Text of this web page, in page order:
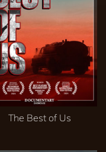
The Best of Us